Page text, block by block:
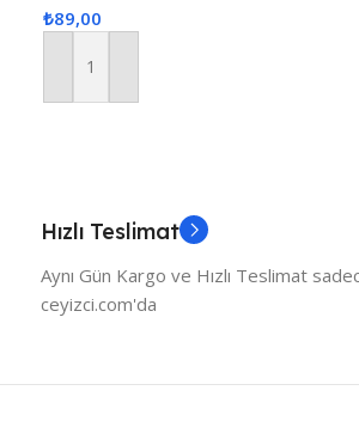
₺89,00
Sepete Ekle
Hızlı Teslimat
Aynı Gün Kargo ve Hızlı Teslimat
ceyizci.com'da